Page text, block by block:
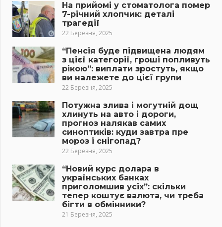
На прийомі у стоматолога помер
7-річний хлопчик: деталі
трагедії
22 Березня, 2025
“Пенсія буде підвищена людям
з цієї категорії, гроші попливуть
рікою”: виплати зростуть, якщо
ви належете до цієї групи
22 Березня, 2025
Потужна злива і могутній дощ
хлинуть на авто і дороги,
прогноз налякав самих
синоптиків: куди завтра пре
мороз і снігопад?
22 Березня, 2025
“Новий курс долара в
українських банках
приголомшив усіх”: скільки
тепер коштує валюта, чи треба
бігти в обмінники?
21 Березня, 2025